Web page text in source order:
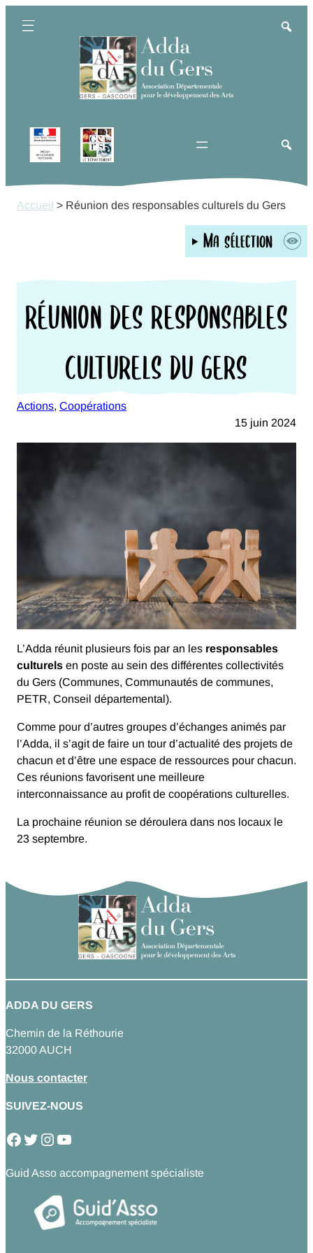
Accueil > Réunion des responsables culturels du Gers
Ma sélection
RÉUNION DES RESPONSABLES
CULTURELS DU GERS
Actions, Coopérations
15 juin 2024
L’Adda réunit plusieurs fois par an les responsables
culturels en poste au sein des différentes collectivités
du Gers (Communes, Communautés de communes,
PETR, Conseil départemental).
Comme pour d’autres groupes d’échanges animés par
l’Adda, il s’agit de faire un tour d’actualité des projets de
chacun et d’être une espace de ressources pour chacun.
Ces réunions favorisent une meilleure
interconnaissance au profit de coopérations culturelles.
La prochaine réunion se déroulera dans nos locaux le
23 septembre.
ADDA DU GERS
Chemin de la Réthourie
32000 AUCH
Nous contacter
SUIVEZ-NOUS
Facebook Twitter Instagram YouTube
Guid Asso accompagnement spécialiste